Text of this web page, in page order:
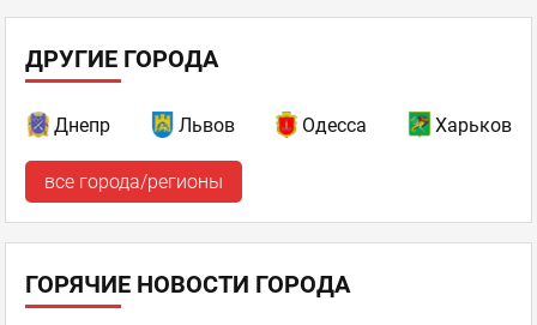
ДРУГИЕ ГОРОДА
Днепр Львов Одесса Харьков
все города/регионы
ГОРЯЧИЕ НОВОСТИ ГОРОДА